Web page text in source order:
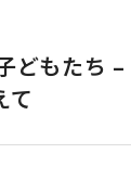
どもたち
て